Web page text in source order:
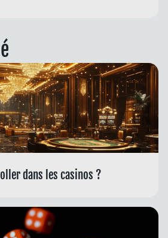
dans les casinos ?